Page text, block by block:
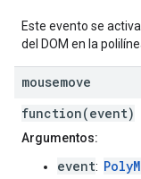
Este evento se
del DOM en la
mousemove
function(event)
Argumentos:
event: